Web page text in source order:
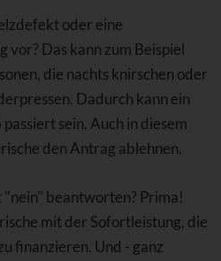
oder eine
vor? Das kann zum Beispiel
die nachts knirschen oder
Dadurch kann ein
sein. Auch in diesem
den Antrag ablehnen.
"nein" beantworten? Prima!
mit der Sofortleistung, die
finanzieren. Und - ganz